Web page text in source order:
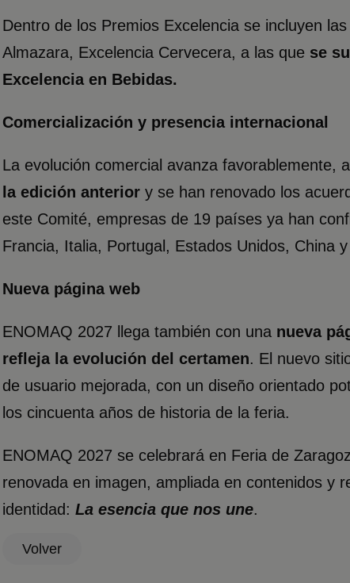
Dentro de los Premios Excelencia se incluyen
Almazara, Excelencia Cervecera, a las que se
Excelencia en Bebidas.
Comercialización y presencia internacional
La evolución comercial avanza favorablemente,
la edición anteriory se han renovado los
este Comité, empresas de 19 países ya han
Francia, Italia, Portugal, Estados Unidos, China
Nueva página web
ENOMAQ 2027 llega también con una nueva
refleja la evolución del certamen. El nuevo
de usuario mejorada, con un diseño orientado
los cincuenta años de historia de la feria.
ENOMAQ 2027 se celebrará en Feria de
renovada en imagen, ampliada en contenidos y
identidad: La esencia que nos une.
Volver